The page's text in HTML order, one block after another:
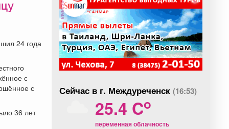
24 года
с
с
36 лет
реклама
Сейчас в г. Междуреченск (16:53)
25.4 Co
переменная облачность